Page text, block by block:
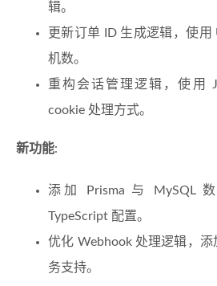
辑。
更新订单 ID 生成逻辑，使
机数。
重构会话管理逻辑，使用
cookie 处理方式。
新功能:
添加 Prisma 与 MySQL
TypeScript 配置。
优化 Webhook 处理逻辑，
务支持。